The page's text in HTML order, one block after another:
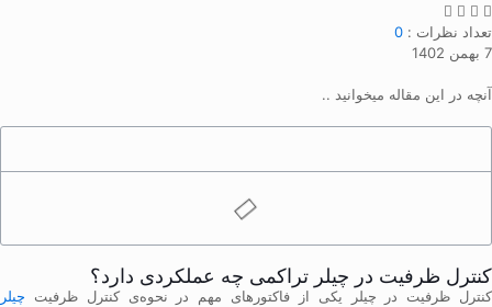
تعداد نظرات : 0
7 بهمن 1402
آنچه در این مقاله میخوانید ..
کنترل ظرفیت در چیلر تراکمی چه عملکردی دارد؟
کنترل ظرفیت در چیلر یکی از فاکتورهای مهم در نحوه‌ی کنترل ظرفیت چیلر